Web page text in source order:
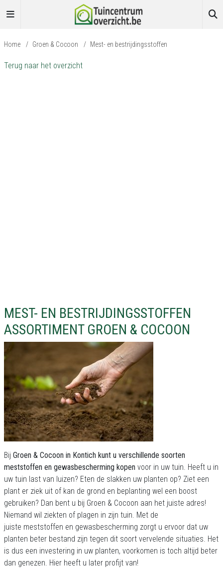
Home / Groen & Cocoon / Mest- en bestrijdingsstoffen
Terug naar het overzicht
MEST- EN BESTRIJDINGSSTOFFEN
ASSORTIMENT GROEN & COCOON
Bij Groen & Cocoon in Kontich kunt u verschillende soorten
meststoffen en gewasbescherming kopen voor in uw tuin. Heeft u in
uw tuin last van luizen? Eten de slakken uw planten op? Ziet een
plant er ziek uit of kan de grond en beplanting wel een boost
gebruiken? Dan bent u bij Groen & Cocoon aan het juiste adres!
Niemand wil ziekten of plagen in zijn tuin. Met de
juiste meststoffen en gewasbescherming zorgt u ervoor dat uw
planten beter bestand zijn tegen dit soort vervelende situaties. Het
is dus een investering in uw planten, voorkomen is toch altijd beter
dan genezen. Hier heeft u later profijt van!